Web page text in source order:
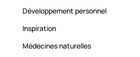
Développement personnel
Inspiration
Médecines naturelles